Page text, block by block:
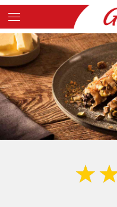
Skip
to
main
content
Main
Content